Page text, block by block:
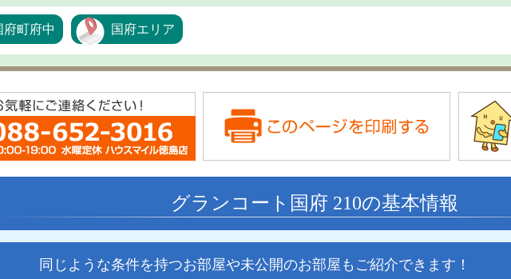
府町府中 国府エリア
グランコート国府 210の基本情報
同じような条件を持つお部屋や未公開のお部屋もご紹介できます！